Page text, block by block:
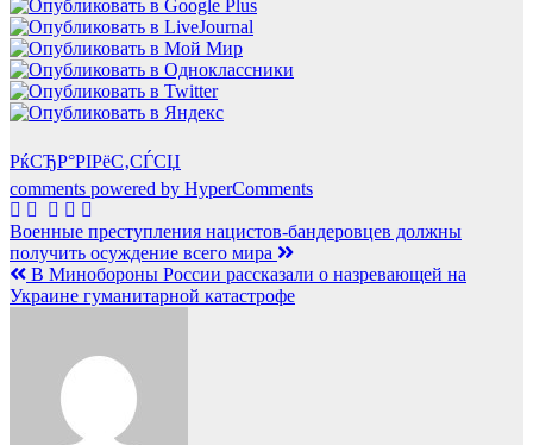
РќСЂР°РІРёС‚СЃСЏ
comments powered by HyperComments
Навигация
по
записям
Военные преступления нацистов-бандеровцев должны
получить осуждение всего мира
В Минобороны России рассказали о назревающей на
Украине гуманитарной катастрофе